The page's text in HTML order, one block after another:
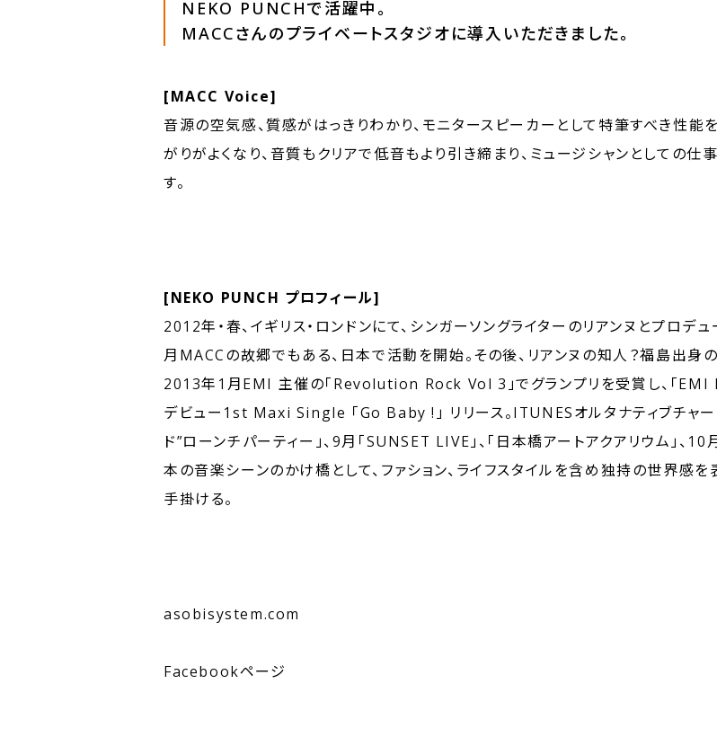
NEKO PUNCHで活躍中。
MACCさんのプライベートスタジオに導入いただきました。
[MACC Voice]
音源の空気感、質感がはっきりわかり、モニタースピーカーとして特筆すべき性能
がりがよくなり、音質もクリアで低音もより引き締まり、ミュージシャンとしての仕
す。
[NEKO PUNCH プロフィール]
2012年・春、イギリス・ロンドンにて、シンガーソングライターのリアンヌとプロ
月MACCの故郷でもある、日本で活動を開始。その後、リアンヌの知人？福島出身
2013年1月EMI 主催の「Revolution Rock Vol 3」でグランプリを受賞し、「EMI
デビュー1st Maxi Single 「Go Baby !」 リリース。ITUNESオルタナティブチャ
ド”ローンチパーティー」、9月「SUNSET LIVE」、「日本橋アートアクアリウム」、
本の音楽シーンのかけ橋として、ファション、ライフスタイルを含め独持の世界感
手掛ける。
asobisystem.com
Facebookページ